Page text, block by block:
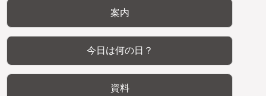
案内
今日は何の日？
資料